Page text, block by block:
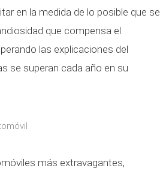
en la medida de lo posible que se
que compensa el
las explicaciones del
se superan cada año en su
más extravagantes,